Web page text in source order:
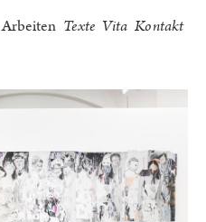
Arbeiten Texte Vita Kontakt